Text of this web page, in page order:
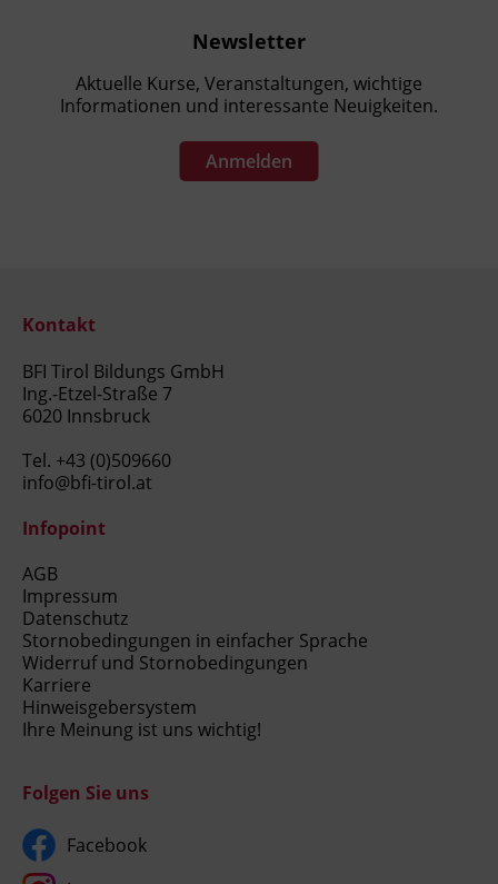
Newsletter
Aktuelle Kurse, Veranstaltungen, wichtige
Informationen und interessante Neuigkeiten.
Anmelden
Kontakt
BFI Tirol Bildungs GmbH
Ing.-Etzel-Straße 7
6020 Innsbruck
Tel. +43 (0)509660
info@bfi-tirol.at
Infopoint
AGB
Impressum
Datenschutz
Stornobedingungen in einfacher Sprache
Widerruf und Stornobedingungen
Karriere
Hinweisgebersystem
Ihre Meinung ist uns wichtig!
Folgen Sie uns
Facebook